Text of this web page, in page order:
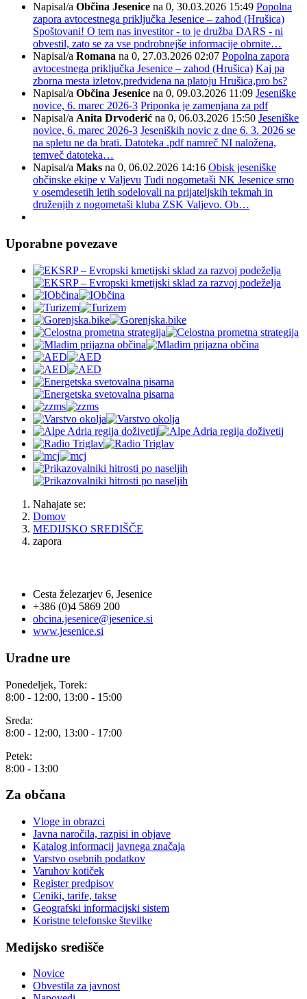
Napisal/a Občina Jesenice na 0, 30.03.2026 15:49 Popolna
zapora avtocestnega priključka Jesenice – zahod (Hrušica)
Spoštovani! O tem nas investitor - to je družba DARS - ni
obvestil, zato se za vse podrobnejše informacije obrnite…
Napisal/a Romana na 0, 27.03.2026 02:07 Popolna zapora
avtocestnega priključka Jesenice – zahod (Hrušica) Kaj pa
zborna mesta izletov,predvidena na platoju Hrušica,pro bs?
Napisal/a Občina Jesenice na 0, 09.03.2026 11:09 Jeseniške
novice, 6. marec 2026-3 Priponka je zamenjana za pdf
Napisal/a Anita Drvoderić na 0, 06.03.2026 15:50 Jeseniške
novice, 6. marec 2026-3 Jeseniških novic z dne 6. 3. 2026 se
na spletu ne da brati. Datoteka .pdf namreč NI naložena,
temveč datoteka…
Napisal/a Maks na 0, 06.02.2026 14:16 Obisk jeseniške
občinske ekipe v Valjevu Tudi nogometaši NK Jesenice smo
v osemdesetih letih sodelovali na prijateljskih tekmah in
druženjih z nogometaši kluba ZSK Valjevo. Ob…
Uporabne povezave
Nahajate se:
Domov
MEDIJSKO SREDIŠČE
zapora
Cesta železarjev 6, Jesenice
+386 (0)4 5869 200
obcina.jesenice@jesenice.si
www.jesenice.si
Uradne ure
Ponedeljek, Torek:
8:00 - 12:00, 13:00 - 15:00
Sreda:
8:00 - 12:00, 13:00 - 17:00
Petek:
8:00 - 13:00
Za občana
Vloge in obrazci
Javna naročila, razpisi in objave
Katalog informacij javnega značaja
Varstvo osebnih podatkov
Varuhov kotiček
Register predpisov
Ceniki, tarife, takse
Geografski informacijski sistem
Koristne telefonske številke
Medijsko središče
Novice
Obvestila za javnost